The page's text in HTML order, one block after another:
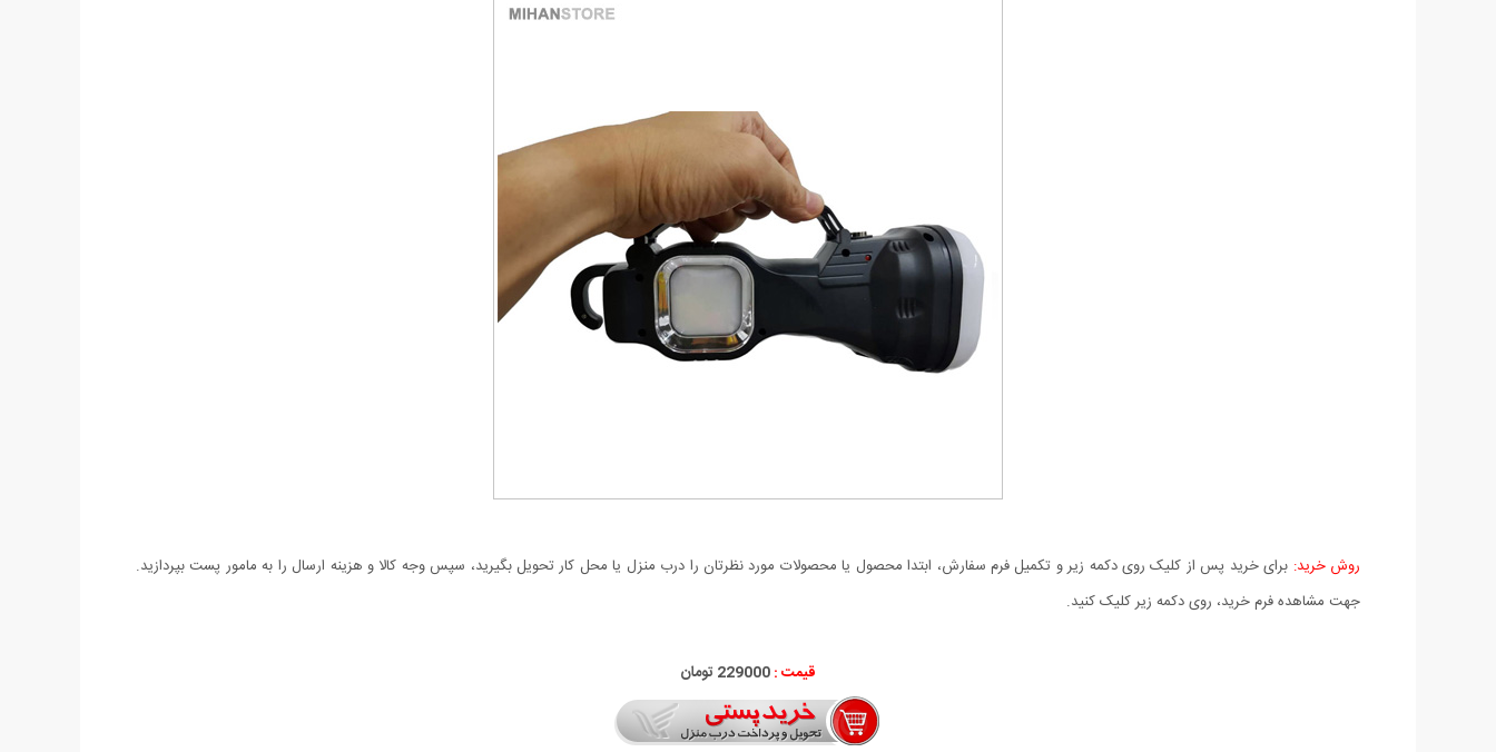
روش خرید: برای خرید پس از کلیک روی دکمه زیر و تکمیل فرم سفارش، ابتدا محصول یا محصولات مورد نظرتان را درب منزل یا محل کار تحویل بگیرید، سپس وجه کالا و هزینه ارسال را به مامور پست بپردازید.
جهت مشاهده فرم خرید، روی دکمه زیر کلیک کنید.
قیمت :229000 تومان